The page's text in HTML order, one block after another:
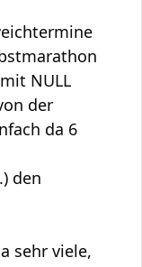
NULL
der
da 6
den
sehr viele,